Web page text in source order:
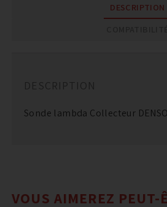
DESCRIPTION
DESCRIPTION
Sonde lambda Collecteur
VOUS AIMEREZ